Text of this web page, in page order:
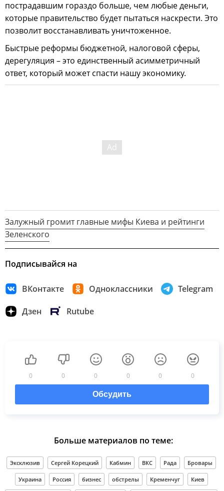
пострадавшим гораздо больше, чем любые деньги,
которые правительство будет пытаться наскрести. Это
позволит восстанавливать уничтоженное.
Быстрые реформы бюджетной, налоговой сферы,
дерегуляция – это единственный асимметричный
ответ, который может спасти нашу экономику.
Залужный громит главные мифы Киева и рейтинги
Зеленского
Подписывайся на
ВКонтакте Одноклассники Telegram
Дзен Rutube
0 0 0 0 0 0
Обсудить
Больше материалов по теме:
Эксклюзив Сергей Корецкий Кабмин ВКС Рада Бровары
Украина Россия бизнес обстрелы Кременчуг Киев